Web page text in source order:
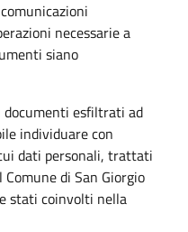
necessarie a
siano
documenti esfiltrati ad
individuare con
dati personali, trattati
di San Giorgio
stati coinvolti nella